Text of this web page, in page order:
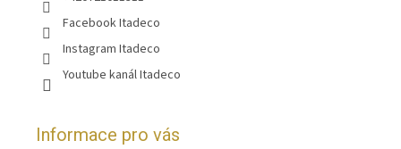
Facebook Itadeco
Instagram Itadeco
Youtube kanál Itadeco
Informace pro vás